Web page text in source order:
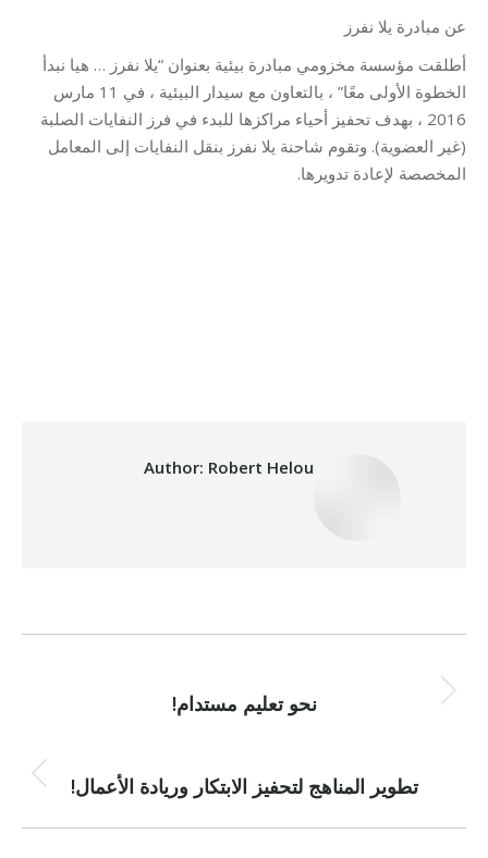
عن مبادرة يلا نفرز
أطلقت مؤسسة مخزومي مبادرة بيئية بعنوان “يلا نفرز … هيا نبدأ
الخطوة الأولى معًا” ، بالتعاون مع سيدار البيئية ، في 11 مارس
2016 ، بهدف تحفيز أحياء مراكزها للبدء في فرز النفايات الصلبة
(غير العضوية). وتقوم شاحنة يلا نفرز بنقل النفايات إلى المعامل
المخصصة لإعادة تدويرها.
Author: Robert Helou
navigation
Previous
تطوير المناهج لتحفيز الابتكار وريادة الأعمال!
Next
نحو تعليم مستدام!